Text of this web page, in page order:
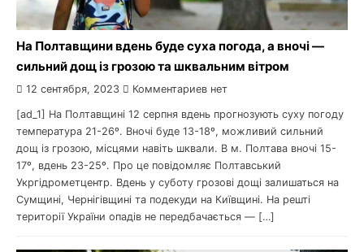
На Полтавщини вдень буде суха погода, а вночі —
сильний дощ із грозою та шквальним вітром
12 сентября, 2023 Комментариев нет
[ad_1] На Полтавщині 12 серпня вдень прогнозують суху погоду
температура 21-26º. Вночі буде 13-18º, можливий сильний
дощ із грозою, місцями навіть шквали. В м. Полтава вночі 15-
17º, вдень 23-25º. Про це повідомляє Полтавський
Укргідрометцентр. Вдень у суботу грозові дощі залишаться на
Сумщині, Чернігівщині та подекуди на Київщині. На решті
території України опадів не передбачається — […]